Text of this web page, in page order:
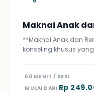
Maknai Anak
**Maknai Anak dan
konseling khusus
60 MENIT / SESI
MULAI DARI Rp